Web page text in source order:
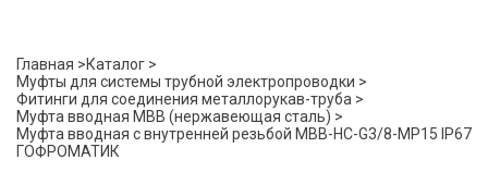
Главная >Каталог >
Муфты для системы трубной электропроводки >
Фитинги для соединения металлорукав-труба >
Муфта вводная МВВ (нержавеющая сталь) >
Муфта вводная с внутренней резьбой МВВ-НС-G3/8-МР15 IP67
ГОФРОМАТИК